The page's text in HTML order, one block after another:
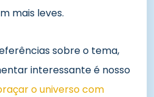
mais leves.
sobre o tema,
interessante é nosso
o universo com